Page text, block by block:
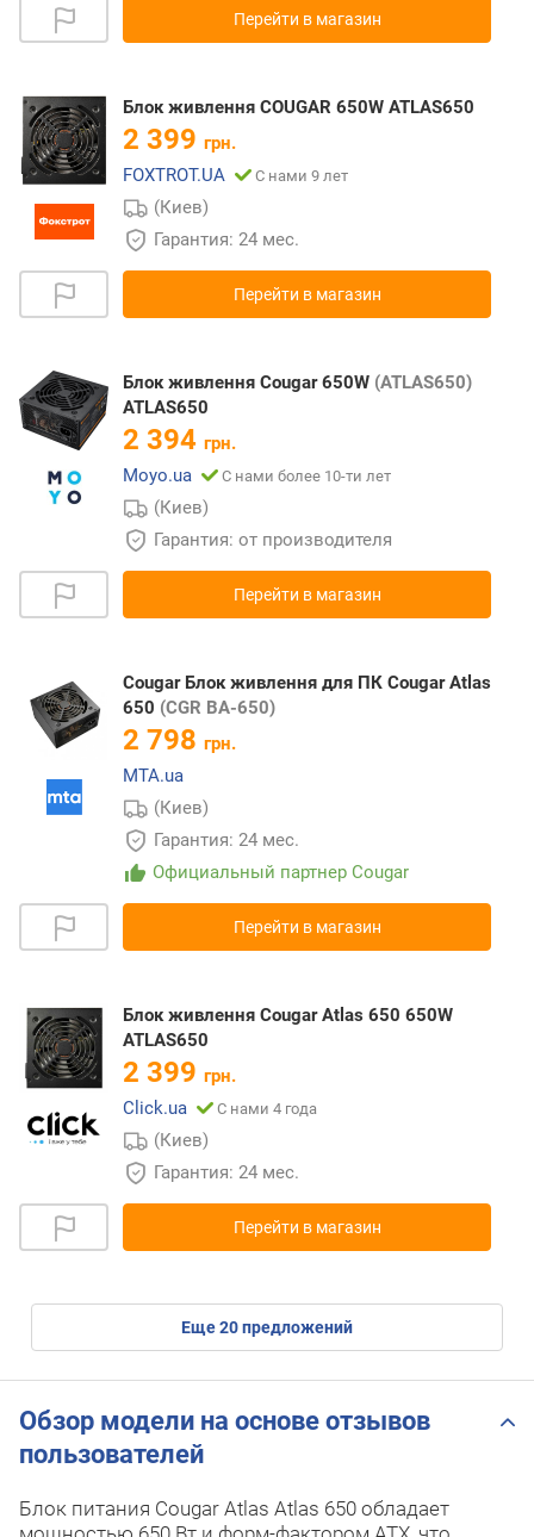
Перейти в магазин
Блок живлення COUGAR 650W ATLAS650
2 399 грн.
FOXTROT.UA
С нами 9 лет
(Киев)
Гарантия: 24 мес.
Перейти в магазин
Блок живлення Cougar 650W (ATLAS650)
ATLAS650
2 394 грн.
Moyo.ua
С нами более 10-ти лет
(Киев)
Гарантия: от производителя
Перейти в магазин
Cougar Блок живлення для ПК Cougar Atlas
650 (CGR BA-650)
2 798 грн.
MTA.ua
(Киев)
Гарантия: 24 мес.
Официальный партнер Cougar
Перейти в магазин
Блок живлення Cougar Atlas 650 650W
ATLAS650
2 399 грн.
Click.ua
С нами 4 года
(Киев)
Гарантия: 24 мес.
Перейти в магазин
eще20предложений
Обзор модели на основе отзывов
пользователей
Блок питания Cougar Atlas Atlas 650 обладает